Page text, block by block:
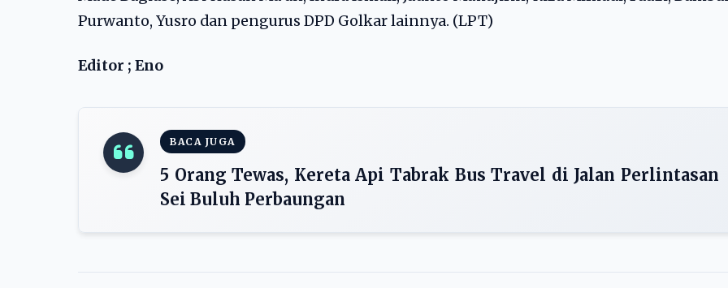
Purwanto, Yusro dan pengurus DPD Golkar lainnya. (LPT)
Editor ; Eno
BACA JUGA
5 Orang Tewas, Kereta Api Tabrak Bus Travel di Jalan Perlintasan
Sei Buluh Perbaungan